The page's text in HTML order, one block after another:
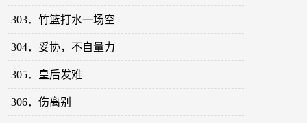
303．竹篮打水一场空
304．妥协，不自量力
305．皇后发难
306．伤离别